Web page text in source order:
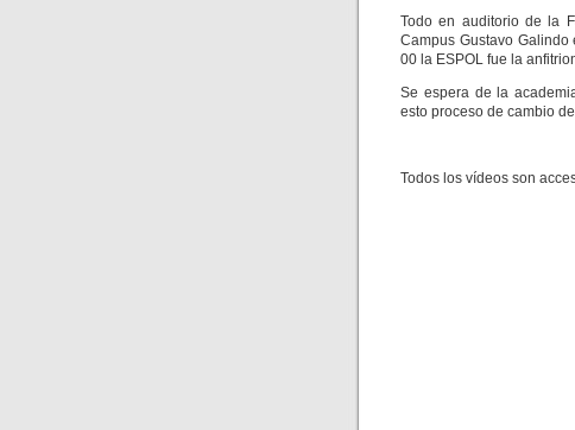
Todo en auditorio de la
Campus Gustavo
00 la ESPOL fue la
Se espera de la
esto proceso de cambio
Todos los vídeos son